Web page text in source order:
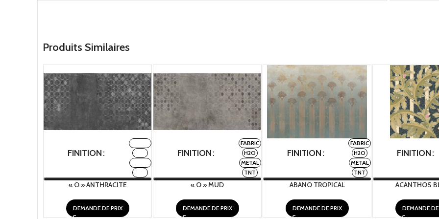
Produits Similaires
FINITION
« O » ANTHRACITE
DEMANDE DE PRIX
FINITION
FABRIC
H2O
METAL
TNT
« O » MUD
DEMANDE DE PRIX
FINITION
FABRIC
H2O
METAL
TNT
ABANO TROPICAL
DEMANDE DE PRIX
FINITION
ACANTHOS
DEMANDE DE